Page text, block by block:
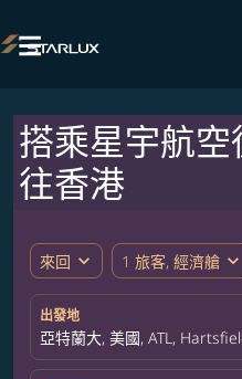

搭乘星宇航
往香港
來回 expand_more 1 旅客, 經濟艙 expand_more
出發地
亞特蘭大, 美國, ATL,